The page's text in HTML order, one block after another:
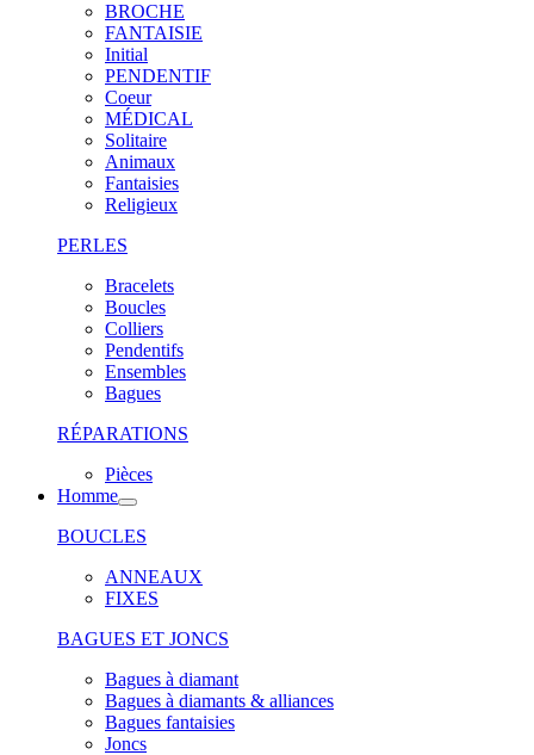
BROCHE
FANTAISIE
Initial
PENDENTIF
Coeur
MÉDICAL
Solitaire
Animaux
Fantaisies
Religieux
PERLES
Bracelets
Boucles
Colliers
Pendentifs
Ensembles
Bagues
RÉPARATIONS
Pièces
Homme
BOUCLES
ANNEAUX
FIXES
BAGUES ET JONCS
Bagues à diamant
Bagues à diamants & alliances
Bagues fantaisies
Joncs